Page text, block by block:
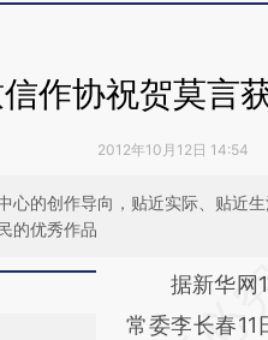
作协祝贺莫言
2012年10月12日 14:54
心的创作导向，贴近实际、贴近
的优秀作品
请务必在总
AI基
据新华网10
常委李长春11